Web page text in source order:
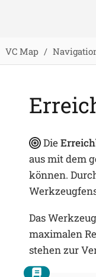
VC Map
Die
aus mit dem
können.
Das
maximalen
stehen zur